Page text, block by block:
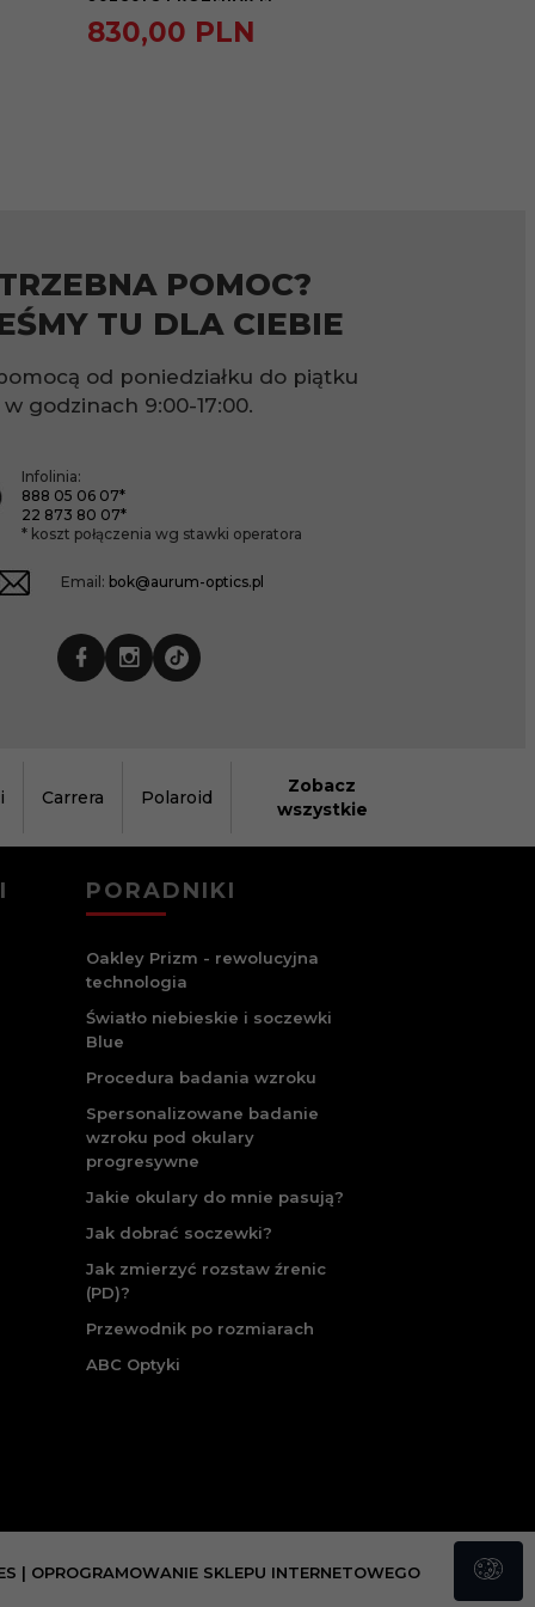
830,00 PLN
POMOC?
TU DLA CIEBIE
od poniedziałku do piątku
w godzinach 9:00-17:00.
Infolinia:
888 05 06 07*
22 873 80 07*
* koszt połączenia wg stawki operatora
Email: bok@aurum-optics.pl
Carrera Polaroid
Zobacz
wszystkie
PORADNIKI
Oakley Prizm - rewolucyjna
technologia
Światło niebieskie i soczewki
Blue
Procedura badania wzroku
Spersonalizowane badanie
wzroku pod okulary
progresywne
Jakie okulary do mnie pasują?
Jak dobrać soczewki?
Jak zmierzyć rozstaw źrenic
(PD)?
Przewodnik po rozmiarach
ABC Optyki
| OPROGRAMOWANIE SKLEPU INTERNETOWEGO